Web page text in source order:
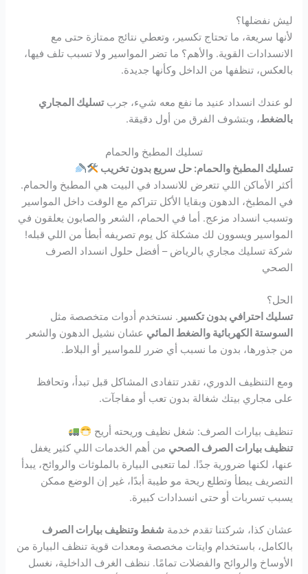
ليش نفضلها؟
لأنها سريعة، ما تحتاج تكسير، وتعطي نتائج ممتازة حتى مع
الانسدادات القوية. والأهم؟ ما تضر المواسير ولا تسبب تلف فيها،
بالعكس، تنظفها من الداخل وكأنها جديدة.
لو عندك انسداد عنيد ما نفع معه شيء، جربتسليك المجاري
بالضغط، وبتشوف الفرق من أول دقيقة.
تسليك المطبخ والحمام
تسليك المطبخ والحمام: حل سريع بدون تخريب
أكثر الأماكن اللي تتعرض للانسداد في البيت هي المطبخ والحمام.
في المطبخ، الدهون وبقايا الأكل تتراكم مع الوقت داخل المواسير
وتسبب انسداد مزعج. أما في الحمام، الشعر والصابون يعلقون في
المواسير ويسوون لك مشكلة كل يوم تصريفه أبطأ من اللي قبله!
شركة تسليك مجاري بالرياض – أفضل حلول انسداد الصرف
الصحي
الحل؟
تسليك احترافي بدون تكسير . نستخدم أدوات متخصصة مثل
السوستة الكهربائية والضغط المائي عشان نشيل الدهون والشعر
من جذورها، بدون ما نسبب أي ضرر للمواسير أو البلاط.
ومع التنظيف الدوري، تقدر تتفادى المشاكل قبل تبدأ، وتحافظ
على مجاري بيتك شغالة بدون تعب أو مفاجآت.
تنظيف بيارات الصرف: شغل نظيف وريحته أريح
تنظيف بيارات الصرف الصحي من أهم الخدمات اللي كثير يغفل
عنها، لكنها ضرورية جدًا. لما تتعبى البيارة بالملوثات والروائح، يبدأ
التصريف يبطأ وتطلع ريحة مو طيبة أبدًا، غير إن الوضع ممكن
يسبب تسربات أو حتى انسدادات كبيرة.
عشان كذا، شركتنا تقدم خدمة شفط وتنظيف بيارات الصرف
بالكامل، باستخدام وايتات مخصصة ومعدات قوية تنظف البيارة من
الأوساخ والروائح والفضلات تمامًا. ننظف الغرف الداخلية، نغسل